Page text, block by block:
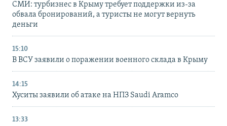
СМИ: турбизнес в Крыму требует поддержки из-за
обвала бронирований, а туристы не могут вернуть
деньги
15:10
В ВСУ заявили о поражении военного склада в Крыму
14:15
Хуситы заявили об атаке на НПЗ Saudi Aramco
13:33